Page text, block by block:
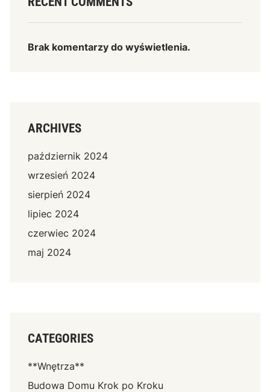
Brak komentarzy do wyświetlenia.
ARCHIVES
październik 2024
wrzesień 2024
sierpień 2024
lipiec 2024
czerwiec 2024
maj 2024
CATEGORIES
**Wnętrza**
Budowa Domu Krok po Kroku